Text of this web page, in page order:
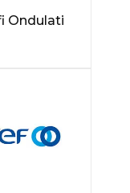
Ondulati